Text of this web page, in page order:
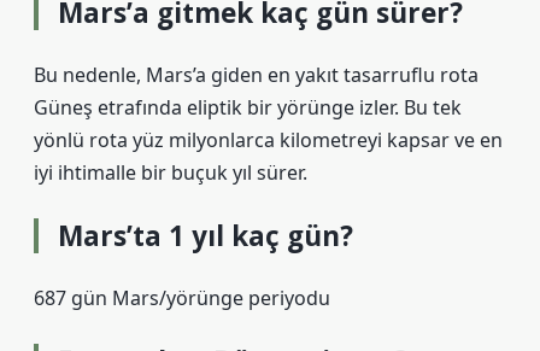
Mars’a gitmek kaç gün sürer?
Bu nedenle, Mars’a giden en yakıt tasarruflu rota
Güneş etrafında eliptik bir yörünge izler. Bu tek
yönlü rota yüz milyonlarca kilometreyi kapsar ve en
iyi ihtimalle bir buçuk yıl sürer.
Mars’ta 1 yıl kaç gün?
687 gün Mars/yörünge periyodu